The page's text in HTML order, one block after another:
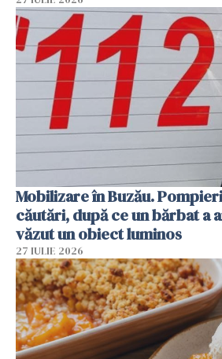
Mobilizare în Buzău.
căutări, după ce un bărbat a
văzut un obiect luminos
27 IULIE 2026